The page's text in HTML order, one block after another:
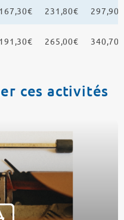
167,30€ 231,80€ 297,90€
191,30€ 265,00€ 340,70€
ces activités